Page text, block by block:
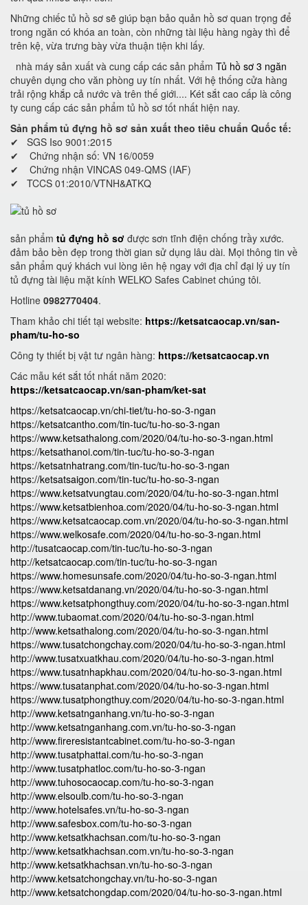
Những chiếc tủ hồ sơ sẽ giúp bạn bảo quản hồ sơ quan trọng để
trong ngăn có khóa an toàn, còn những tài liệu hàng ngày thì để
trên kệ, vừa trưng bày vừa thuận tiện khi lấy.
nhà máy sản xuất và cung cấp các sản phẩm Tủ hồ sơ 3 ngăn
chuyên dụng cho văn phòng uy tín nhất. Với hệ thống cửa hàng
trải rộng khắp cả nước và trên thế giới.... Két sắt cao cấp là công
ty cung cấp các sản phẩm tủ hồ sơ tốt nhất hiện nay.
Sản phẩm tủ đựng hồ sơ sản xuất theo tiêu chuẩn Quốc tế:
✔ SGS Iso 9001:2015
✔ Chứng nhận số: VN 16/0059
✔ Chứng nhận VINCAS 049-QMS (IAF)
✔ TCCS 01:2010/VTNH&ATKQ
sản phẩm tủ đựng hồ sơ được sơn tĩnh điện chống trầy xước.
đảm bảo bền đẹp trong thời gian sử dụng lâu dài. Mọi thông tin về
sản phẩm quý khách vui lòng iên hệ ngay với địa chỉ đại lý uy tín
tủ đựng tài liệu mặt kính WELKO Safes Cabinet chúng tôi.
Hotline 0982770404.
Tham khảo chi tiết tại website: https://ketsatcaocap.vn/san-
pham/tu-ho-so
Công ty thiết bị vật tư ngân hàng: https://ketsatcaocap.vn
Các mẫu két sắt tốt nhất năm 2020:
https://ketsatcaocap.vn/san-pham/ket-sat
https://ketsatcaocap.vn/chi-tiet/tu-ho-so-3-ngan
https://ketsatcantho.com/tin-tuc/tu-ho-so-3-ngan
https://www.ketsathalong.com/2020/04/tu-ho-so-3-ngan.html
https://ketsathanoi.com/tin-tuc/tu-ho-so-3-ngan
https://ketsatnhatrang.com/tin-tuc/tu-ho-so-3-ngan
https://ketsatsaigon.com/tin-tuc/tu-ho-so-3-ngan
https://www.ketsatvungtau.com/2020/04/tu-ho-so-3-ngan.html
https://www.ketsatbienhoa.com/2020/04/tu-ho-so-3-ngan.html
https://www.ketsatcaocap.com.vn/2020/04/tu-ho-so-3-ngan.html
https://www.welkosafe.com/2020/04/tu-ho-so-3-ngan.html
http://tusatcaocap.com/tin-tuc/tu-ho-so-3-ngan
http://ketsatcaocap.com/tin-tuc/tu-ho-so-3-ngan
https://www.homesunsafe.com/2020/04/tu-ho-so-3-ngan.html
https://www.ketsatdanang.vn/2020/04/tu-ho-so-3-ngan.html
https://www.ketsatphongthuy.com/2020/04/tu-ho-so-3-ngan.html
http://www.tubaomat.com/2020/04/tu-ho-so-3-ngan.html
http://www.ketsathalong.com/2020/04/tu-ho-so-3-ngan.html
https://www.tusatchongchay.com/2020/04/tu-ho-so-3-ngan.html
http://www.tusatxuatkhau.com/2020/04/tu-ho-so-3-ngan.html
https://www.tusatnhapkhau.com/2020/04/tu-ho-so-3-ngan.html
https://www.tusatanphat.com/2020/04/tu-ho-so-3-ngan.html
https://www.tusatphongthuy.com/2020/04/tu-ho-so-3-ngan.html
http://www.ketsatnganhang.vn/tu-ho-so-3-ngan
http://www.ketsatnganhang.com.vn/tu-ho-so-3-ngan
http://www.fireresistantcabinet.com/tu-ho-so-3-ngan
http://www.tusatphattai.com/tu-ho-so-3-ngan
http://www.tusatphatloc.com/tu-ho-so-3-ngan
http://www.tuhosocaocap.com/tu-ho-so-3-ngan
http://www.elsoulb.com/tu-ho-so-3-ngan
http://www.hotelsafes.vn/tu-ho-so-3-ngan
http://www.safesbox.com/tu-ho-so-3-ngan
http://www.ketsatkhachsan.com/tu-ho-so-3-ngan
http://www.ketsatkhachsan.com.vn/tu-ho-so-3-ngan
http://www.ketsatkhachsan.vn/tu-ho-so-3-ngan
http://www.ketsatchongchay.vn/tu-ho-so-3-ngan
http://www.ketsatchongdap.com/2020/04/tu-ho-so-3-ngan.html